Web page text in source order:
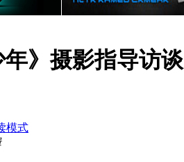
年》摄影指导访谈
模式